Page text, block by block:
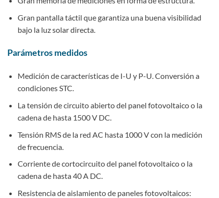
Gran pantalla táctil que garantiza una buena visibilidad
bajo la luz solar directa.
Parámetros medidos
Medición de características de I-U y P-U. Conversión a
condiciones STC.
La tensión de circuito abierto del panel fotovoltaico o la
cadena de hasta 1500 V DC.
Tensión RMS de la red AC hasta 1000 V con la medición
de frecuencia.
Corriente de cortocircuito del panel fotovoltaico o la
cadena de hasta 40 A DC.
Resistencia de aislamiento de paneles fotovoltaicos: